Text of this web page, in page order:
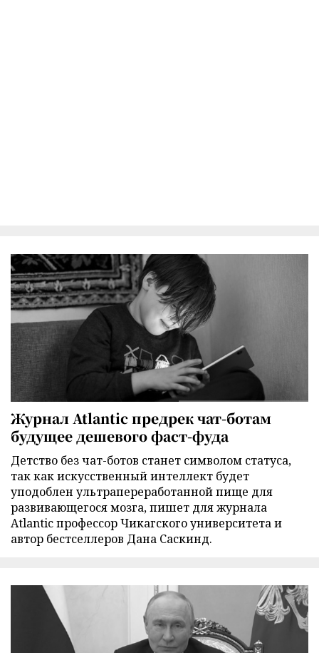
Журнал Atlantic предрек чат-ботам
будущее дешевого фаст-фуда
Детство без чат-ботов станет символом статуса,
так как искусственный интеллект будет
уподоблен ультрапереработанной пище для
развивающегося мозга, пишет для журнала
Atlantic профессор Чикагского университета и
автор бестселлеров Дана Саскинд.